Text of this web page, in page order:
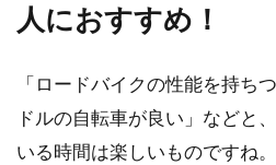
人におすすめ！
「ロードバイクの性能を持ち
ドルの自転車が良い」などと
いる時間は楽しいものですね。